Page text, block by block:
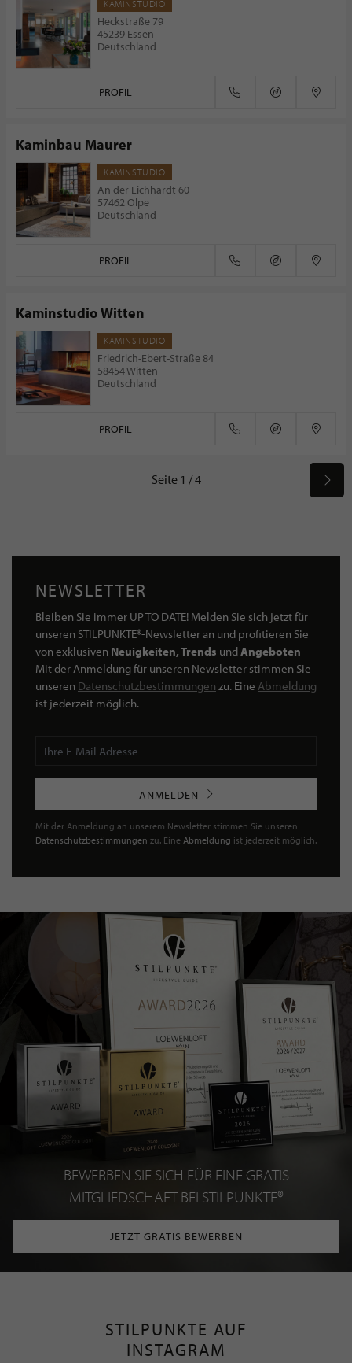
KAMINSTUDIO
Heckstraße 79
45239 Essen
Deutschland
PROFIL
Kaminbau Maurer
KAMINSTUDIO
An der Eichhardt 60
57462 Olpe
Deutschland
PROFIL
Kaminstudio Witten
KAMINSTUDIO
Friedrich-Ebert-Straße 84
58454 Witten
Deutschland
PROFIL
Seite 1 / 4
NEWSLETTER
Bleiben Sie immer UP TO DATE! Melden Sie sich jetzt für
unseren STILPUNKTE®-Newsletter an und profitieren Sie
von exklusiven Neuigkeiten, Trends undAngeboten
Mit der Anmeldung für unseren Newsletter stimmen Sie
unseren Datenschutzbestimmungen zu. Eine Abmeldung
ist jederzeit möglich.
ANMELDEN
Mit der Anmeldung an unserem Newsletter stimmen Sie unseren
Datenschutzbestimmungen zu. Eine Abmeldung ist jederzeit möglich.
BEWERBEN SIE SICH FÜR EINE GRATIS
MITGLIEDSCHAFT BEI STILPUNKTE®
JETZT GRATIS BEWERBEN
STILPUNKTE AUF
INSTAGRAM